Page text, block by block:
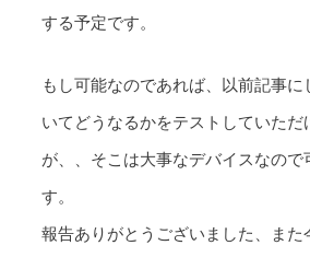
する予定です。
もし可能なのであれば、以前記事
いてどうなるかをテストしていただ
が、、そこは大事なデバイスなの
す。
報告ありがとうございました、また